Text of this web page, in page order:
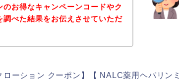
お得なキャンペーンコードやク
べた結果をお伝えさせていただ
ーション クーポン】【 NALC薬用ヘパリンミ